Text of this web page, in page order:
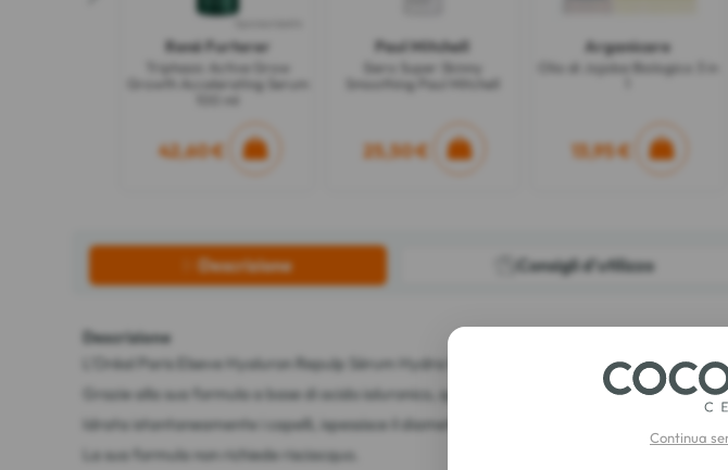
René Furterer
Triphasic Active Grow
Growth Accelerating Serum
42,60 €
Paul Mitchell
Siero Super Skinny
Smoothing Paul Mitchell
25,50 €
Arganicare
Olio di Jojoba Biologico 3 in
13,95 €
Descrizione Consigli d'utilizzo
Descrizione
L'Oréal Paris Elseve Hyaluron Repulp Sérum Hydra Repulpant 150 ml è la soluzione ideale
Grazie alla sua formula a base di acido ialuronico, questo siero offre ai capelli una vera e
Idrata istantaneamente i capelli, ispessisce il diametro di ogni fibra fin dalla prima
La sua formula non richiede risciacquo.
Continua